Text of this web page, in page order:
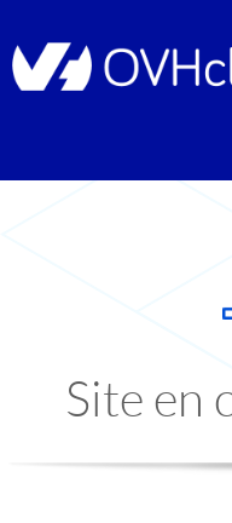
Site en